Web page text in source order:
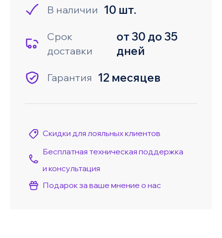
В наличии 10 шт.
Срок
доставки
от 30 до 35
дней
Гарантия 12 месяцев
Скидки для лояльных клиентов
Бесплатная техническая поддержка
и консультация
Подарок за ваше мнение о нас